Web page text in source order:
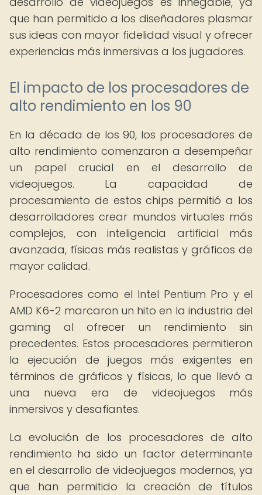
que han permitido a los diseñadores plasmar
sus ideas con mayor fidelidad visual y ofrecer
experiencias más inmersivas a los jugadores.
El impacto de los procesadores de
alto rendimiento en los 90
En la década de los 90, los procesadores de
alto rendimiento comenzaron a desempeñar
un papel crucial en el desarrollo de
videojuegos. La capacidad de
procesamiento de estos chips permitió a los
desarrolladores crear mundos virtuales más
complejos, con inteligencia artificial más
avanzada, físicas más realistas y gráficos de
mayor calidad.
Procesadores como el Intel Pentium Pro y el
AMD K6-2 marcaron un hito en la industria del
gaming al ofrecer un rendimiento sin
precedentes. Estos procesadores permitieron
la ejecución de juegos más exigentes en
términos de gráficos y físicas, lo que llevó a
una nueva era de videojuegos más
inmersivos y desafiantes.
La evolución de los procesadores de alto
rendimiento ha sido un factor determinante
en el desarrollo de videojuegos modernos, ya
que han permitido la creación de títulos